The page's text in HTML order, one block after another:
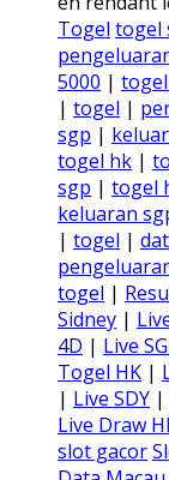
Togel togel
5000 |
| togel |
sgp |
togel hk |
sgp | togel
keluaran
| togel |
togel |
Sidney |
4D | Live
Togel HK |
| Live SDY |
Live Draw
slot gacor